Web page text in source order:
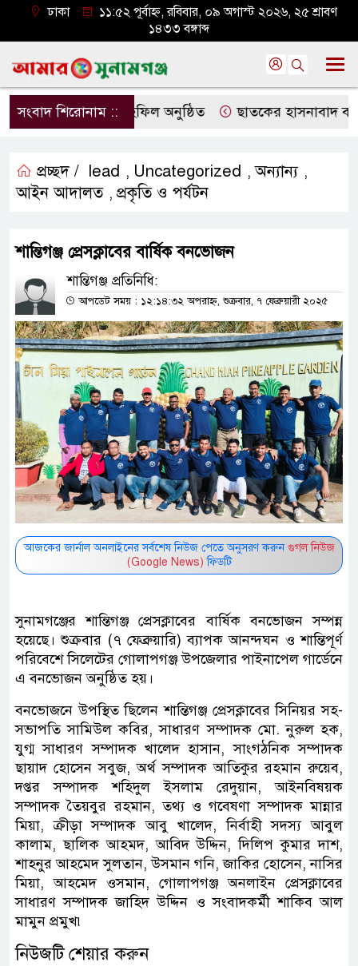
ঢাকা
১১:৫২ পূর্বাহ্ন, রবিবার, ০৯ অগাস্ট ২০২৬, ২৫ শ্রাবণ
১৪৩৩ বঙ্গাব্দ
সংবাদ শিরোনাম ::
সভা ও দোয়া মাহফিল অনুষ্ঠিত ছাতকের হাসনাবাদ
প্রচ্ছদ / lead , Uncategorized ,অন্যান্য ,
আইন আদালত , প্রকৃতি ও পর্যটন
শান্তিগঞ্জ প্রেসক্লাবের বার্ষিক বনভোজন
শান্তিগঞ্জ প্রতিনিধি:
আপডেট সময় : ১২:১৪:৩২ অপরাহ্ন, শুক্রবার, ৭ ফেব্রুয়ারী ২০২৫
আজকের জার্নাল অনলাইনের সর্বশেষ নিউজ পেতে অনুসরণ করুন গুগল নিউজ
(Google News) ফিডটি
সুনামগঞ্জের শান্তিগঞ্জ প্রেসক্লাবের বার্ষিক বনভোজন সম্পন্ন
হয়েছে। শুক্রবার (৭ ফেব্রুয়ারি) ব্যাপক আনন্দঘন ও শান্তিপূর্ণ
পরিবেশে সিলেটের গোলাপগঞ্জ উপজেলার পাইনাপেল গার্ডেনে
এ বনভোজন অনুষ্ঠিত হয়।
বনভোজনে উপস্থিত ছিলেন শান্তিগঞ্জ প্রেসক্লাবের সিনিয়র সহ-
সভাপতি সামিউল কবির, সাধারণ সম্পাদক মো. নুরুল হক,
যুগ্ম সাধারণ সম্পাদক খালেদ হাসান, সাংগঠনিক সম্পাদক
ছায়াদ হোসেন সবুজ, অর্থ সম্পাদক আতিকুর রহমান রুয়েব,
দপ্তর সম্পাদক শহিদুল ইসলাম রেদুয়ান, আইনবিষয়ক
সম্পাদক তৈয়বুর রহমান, তথ্য ও গবেষণা সম্পাদক মান্নার
মিয়া, ক্রীড়া সম্পাদক আবু খালেদ, নির্বাহী সদস্য আবুল
কালাম, ছালিক আহমদ, আবিদ উদ্দিন, দিলিপ কুমার দাশ,
শাহনুর আহমেদ সুলতান, উসমান গনি, জাকির হোসেন, নাসির
মিয়া, আহমেদ ওসমান, গোলাপগঞ্জ অনলাইন প্রেসক্লাবের
সাধারণ সম্পাদক জাহিদ উদ্দিন ও সংবাদকর্মী শাকিব আল
মামুন প্রমুখ৷
নিউজটি শেয়ার করুন